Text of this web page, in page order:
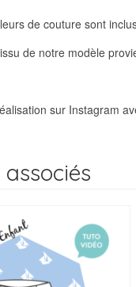
de couture sont
de notre modèle
sur Instagram